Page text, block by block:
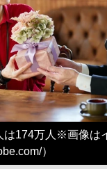
は174万人※画像は
）